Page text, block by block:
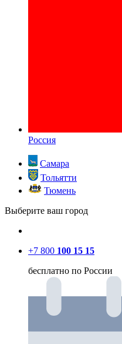
Россия
Самара
Тольятти
Тюмень
Выберите ваш город
+7 800 100 15 15
бесплатно по России